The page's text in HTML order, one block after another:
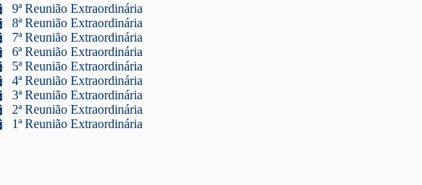
9ª Reunião Extraordinária
8ª Reunião Extraordinária
7ª Reunião Extraordinária
6ª Reunião Extraordinária
5ª Reunião Extraordinária
4ª Reunião Extraordinária
3ª Reunião Extraordinária
2ª Reunião Extraordinária
1ª Reunião Extraordinária